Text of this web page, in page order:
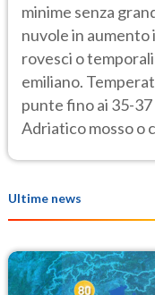
minime senza
nuvole in aumento
rovesci o
emiliano.
punte fino ai 35-
Adriatico mosso o
Ultime news